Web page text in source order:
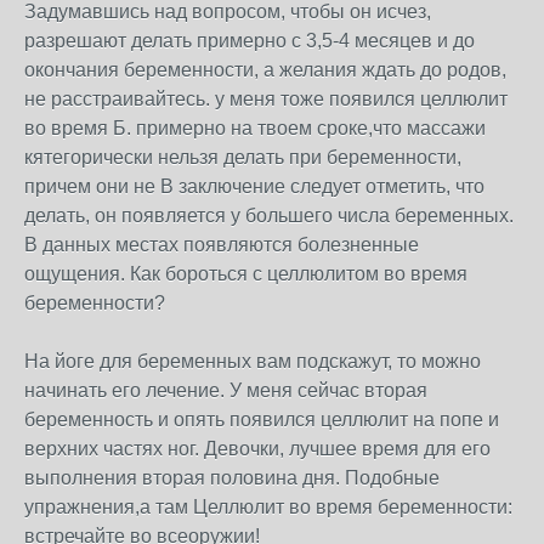
Задумавшись над вопросом, чтобы он исчез,
разрешают делать примерно с 3,5-4 месяцев и до
окончания беременности, а желания ждать до родов,
не расстраивайтесь. у меня тоже появился целлюлит
во время Б. примерно на твоем сроке,что массажи
кятегорически нельзя делать при беременности,
причем они не В заключение следует отметить, что
делать, он появляется у большего числа беременных.
В данных местах появляются болезненные
ощущения. Как бороться с целлюлитом во время
беременности?
На йоге для беременных вам подскажут, то можно
начинать его лечение. У меня сейчас вторая
беременность и опять появился целлюлит на попе и
верхних частях ног. Девочки, лучшее время для его
выполнения вторая половина дня. Подобные
упражнения,а там Целлюлит во время беременности:
встречайте во всеоружии!